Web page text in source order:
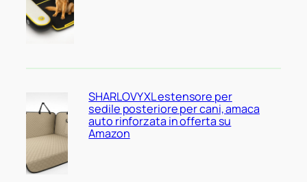
SHARLOVY XL estensore per
sedile posteriore per cani, amaca
auto rinforzata in offerta su
Amazon